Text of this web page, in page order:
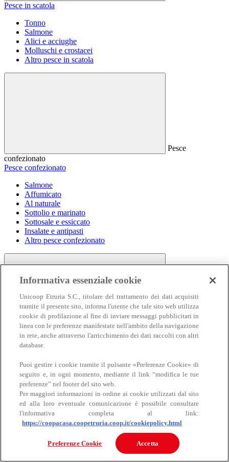
Pesce in scatola
Tonno
Salmone
Alici e acciughe
Molluschi e crostacei
Altro pesce in scatola
Pesce
confezionato
Pesce confezionato
Salmone
Affumicato
Al naturale
Sottolio e marinato
Sottosale e essiccato
Insalate e antipasti
Altro pesce confezionato
Carne
Carne
Bovino
Informativa essenziale cookie
Unicoop Etruria S.C., titolare del trattamento dei dati acquisiti
tramite il presente sito, informa l'utente che tale sito web utilizza
cookie di profilazione al fine di inviare messaggi pubblicitari in
linea con le preferenze manifestate nell'ambito della navigazione
in rete, anche attraverso l'arricchimento dei dati raccolti con altri
database.
Puoi gestire i cookie tramite il pulsante «Preferenze Cookie» di
seguito e, in ogni momento, mediante il link “modifica le tue
preferenze” nel footer del sito web.
Per maggiori informazioni in ordine ai cookie utilizzati dal sito
ed alla loro eventuale comunicazione è possibile consultare
l'informativa completa al link:
https://coopacasa.coopetruria.coop.it/cookiepolicy.html
Preferenze Cookie Accetta